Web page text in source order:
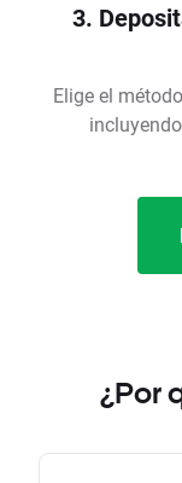
3.
Elige el
¿Por